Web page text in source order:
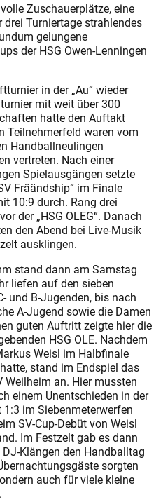
Zuschauerplätze, eine
Turniertage strahlendes
gelungene
der HSG Owen-Lenningen
in der „Au“ wieder
mit weit über 300
hatte den Auftakt
Teilnehmerfeld waren vom
Handballneulingen
vertreten. Nach einer
Spielausgängen setzte
Fräändship“ im Finale
10:9 durch. Rang drei
der „HSG OLEG“. Danach
den Abend bei Live-Musik
ausklingen.
stand dann am Samstag
liefen auf den sieben
und B-Jugenden, bis nach
A-Jugend sowie die Damen
guten Auftritt zeigte hier die
HSG OLE. Nachdem
Weisl im Halbfinale
stand im Endspiel das
an. Hier mussten
einem Unentschieden in der
im Siebenmeterwerfen
SV-Cup-Debüt von Weisl
Im Festzelt gab es dann
Klängen den Handballtag
sorgten
auch für viele kleine